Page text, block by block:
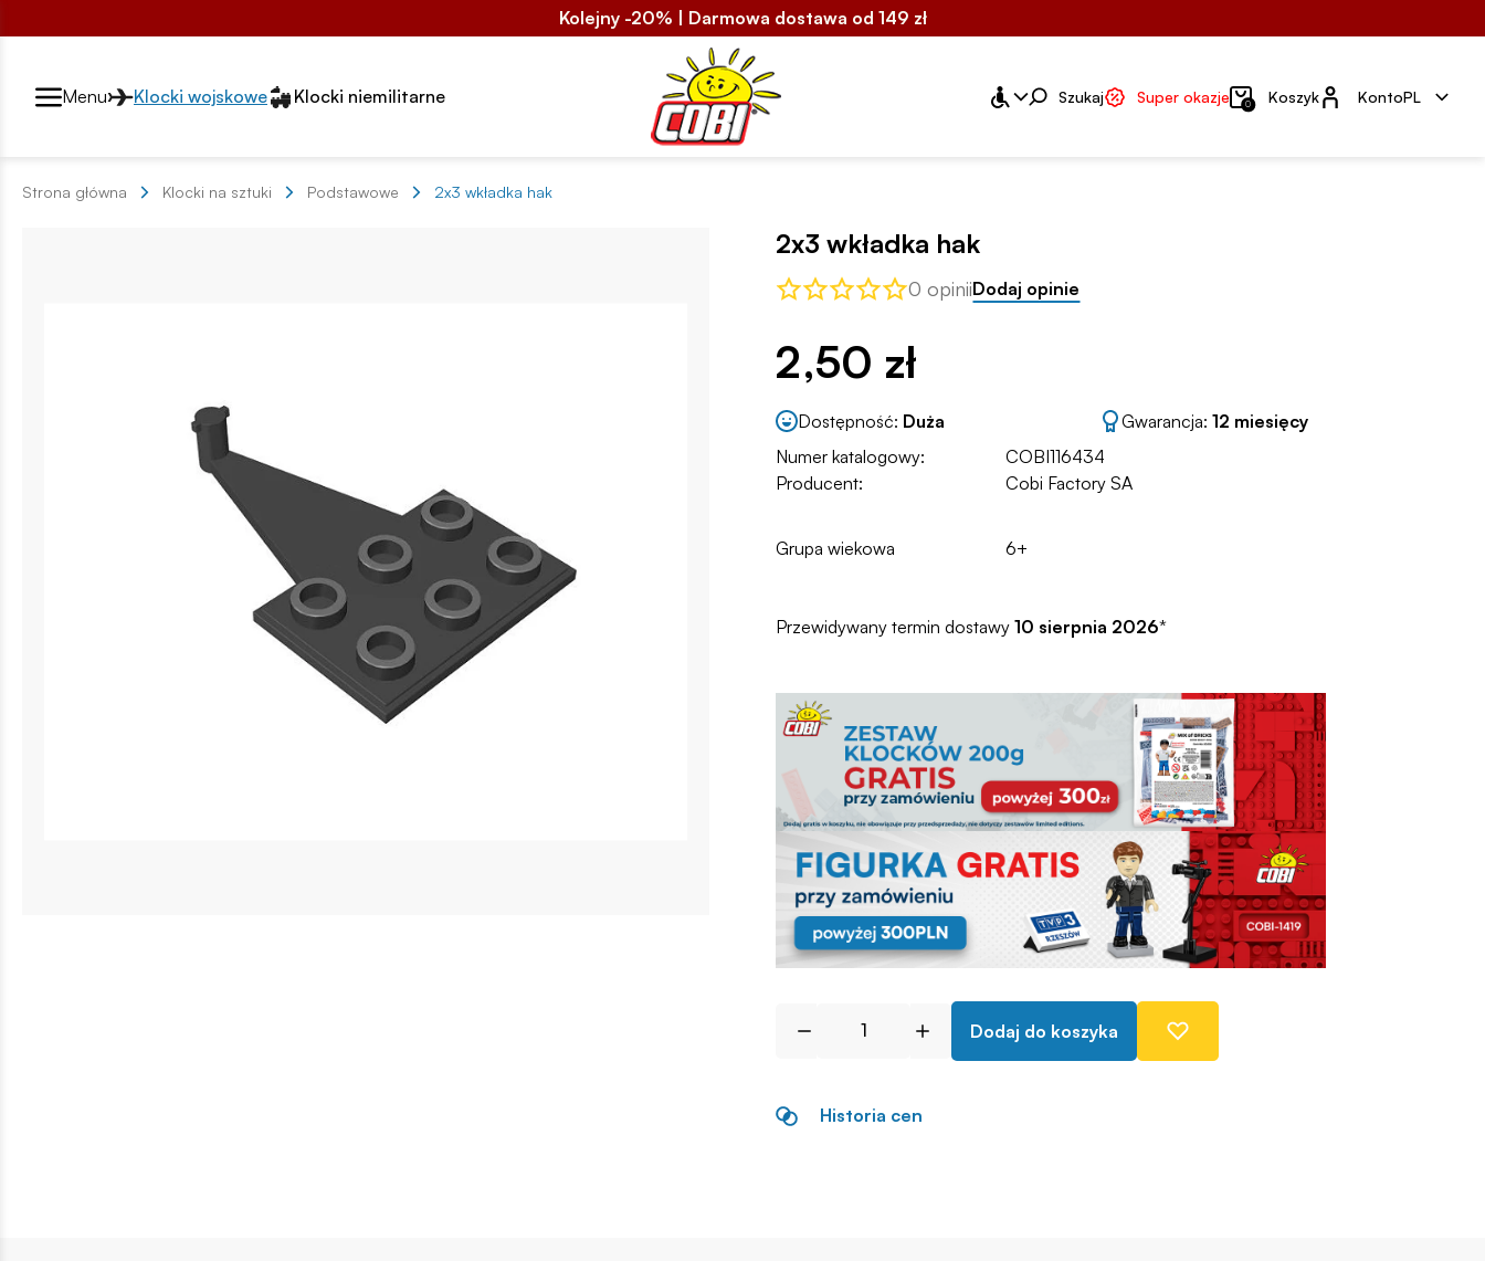
Kolejny -20% | Darmowa dostawa od 149 zł
Przełącznik segmentów2
Menu Klocki wojskowe Klocki niemilitarne Szukaj Super okazje 0 KoszykKonto
KontoPL
Strona główna Klocki na sztuki Podstawowe 2x3 wkładka hak
2x3 wkładka hak
0 opiniiDodaj opinie
2,50 zł
Dostępność: Duża Gwarancja: 12 miesięcy
Numer katalogowy:
COBI116434
Producent:
Cobi Factory SA
Grupa wiekowa 6+
Przewidywany termin dostawy 10 sierpnia 2026*
Dodaj do koszyka
Historia cen